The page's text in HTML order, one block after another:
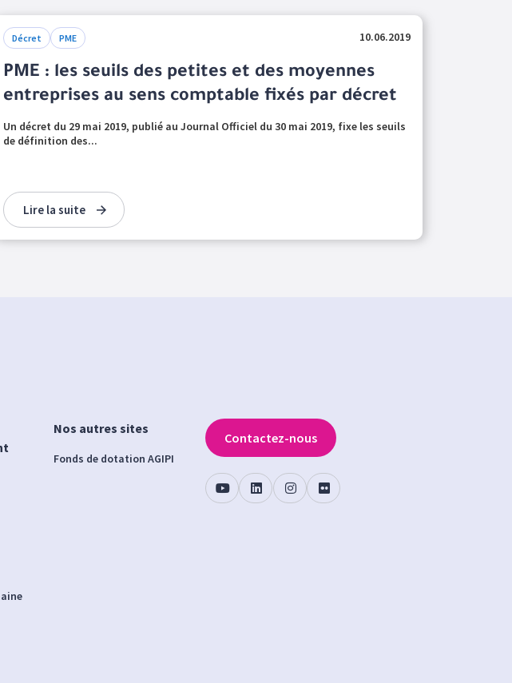
Décret PME 10.06.2019
PME : les seuils des petites et des moyennes
entreprises au sens comptable fixés par décret
Un décret du 29 mai 2019, publié au Journal Officiel du 30 mai 2019, fixe les seuils
de définition des...
Lire la suite
Nos autres sites
Fonds de dotation AGIPI
Contactez-nous